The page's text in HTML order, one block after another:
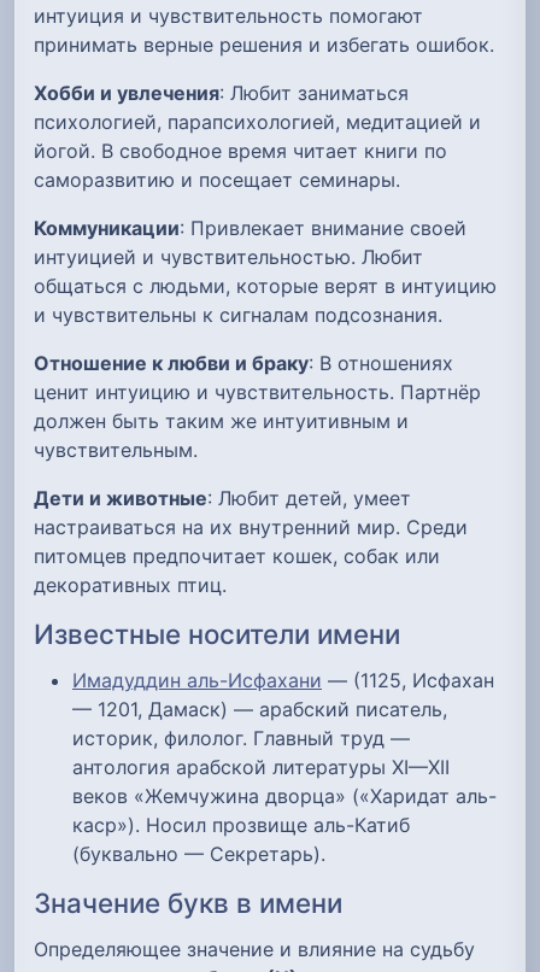
интуиция и чувствительность помогают
принимать верные решения и избегать ошибок.
Хобби и увлечения: Любит заниматься
психологией, парапсихологией, медитацией и
йогой. В свободное время читает книги по
саморазвитию и посещает семинары.
Коммуникации: Привлекает внимание своей
интуицией и чувствительностью. Любит
общаться с людьми, которые верят в интуицию
и чувствительны к сигналам подсознания.
Отношение к любви и браку: В отношениях
ценит интуицию и чувствительность. Партнёр
должен быть таким же интуитивным и
чувствительным.
Дети и животные: Любит детей, умеет
настраиваться на их внутренний мир. Среди
питомцев предпочитает кошек, собак или
декоративных птиц.
Известные носители имени
Имадуддин аль-Исфахани — (1125, Исфахан
— 1201, Дамаск) — арабский писатель,
историк, филолог. Главный труд —
антология арабской литературы XI—XII
веков «Жемчужина дворца» («Харидат аль-
каср»). Носил прозвище аль-Катиб
(буквально — Секретарь).
Значение букв в имени
Определяющее значение и влияние на судьбу